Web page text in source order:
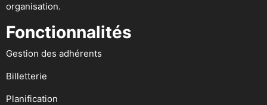
organisation.
Fonctionnalités
Gestion des adhérents
Billetterie
Planification